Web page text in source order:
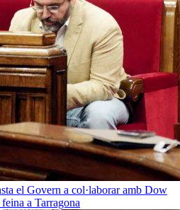
el Govern a col·laborar amb Dow
a Tarragona